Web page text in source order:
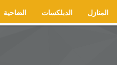
الضاحية الدبلكسات المنازل